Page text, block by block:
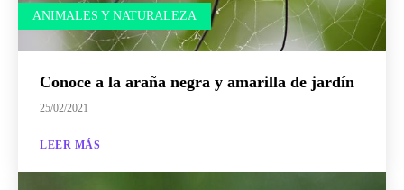
ANIMALES Y NATURALEZA
Conoce a la araña negra y amarilla de jardín
25/02/2021
LEER MÁS